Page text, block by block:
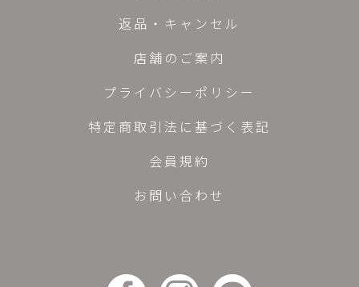
返品・キャンセル
店舗のご案内
プライバシーポリシー
特定商取引法に基づく表記
会員規約
お問い合わせ